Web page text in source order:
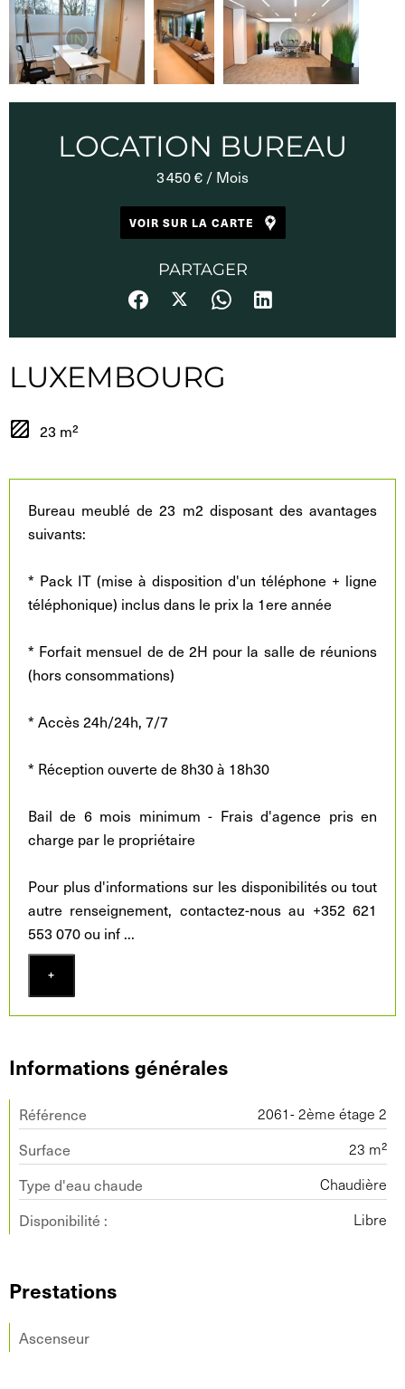
LOCATION BUREAU
3 450 € / Mois
VOIR SUR LA CARTE
PARTAGER
LUXEMBOURG
23 m²
Bureau meublé de 23 m2 disposant des avantages
suivants:
* Pack IT (mise à disposition d'un téléphone + ligne
téléphonique) inclus dans le prix la 1ere année
* Forfait mensuel de de 2H pour la salle de réunions
(hors consommations)
* Accès 24h/24h, 7/7
* Réception ouverte de 8h30 à 18h30
Bail de 6 mois minimum - Frais d'agence pris en
charge par le propriétaire
Pour plus d'informations sur les disponibilités ou tout
autre renseignement, contactez-nous au +352 621
553 070 ou inf ...
+
Informations générales
Référence 2061- 2ème étage 2
Surface 23 m²
Type d'eau chaude Chaudière
Disponibilité : Libre
Prestations
Ascenseur